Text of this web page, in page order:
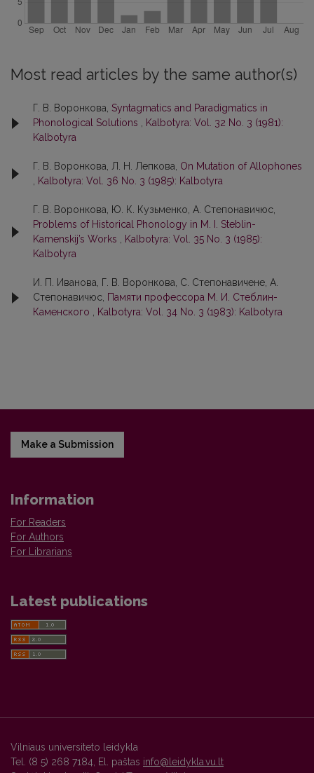
Most read articles by the same author(s)
Г. В. Воронкова, Syntagmatics and Paradigmatics in
Phonological Solutions
Kalbotyra: Vol. 32 No. 3 (1981):
Kalbotyra
Г. В. Воронкова, Л. Н. Лепкова, On Mutation of Allophones
Kalbotyra: Vol. 36 No. 3 (1985): Kalbotyra
Г. В. Воронкова, Ю. К. Кузьменко, А. Степонавичюс,
Problems of Historical Phonology in M. I. Steblin-
Kamenskij’s Works
Kalbotyra: Vol. 35 No. 3 (1985):
Kalbotyra
И. П. Иванова, Г. В. Воронкова, С. Степoнaвичене, А.
Степoнaвичюс, Памяти профессора М. И. Cтеблин-
Кaменского
Kalbotyra: Vol. 34 No. 3 (1983): Kalbotyra
Make a Submission
Information
For Readers
For Authors
For Librarians
Latest publications
Vilniaus universiteto leidykla
Tel. (8 5) 268 7184, El. paštas info@leidykla.vu.lt